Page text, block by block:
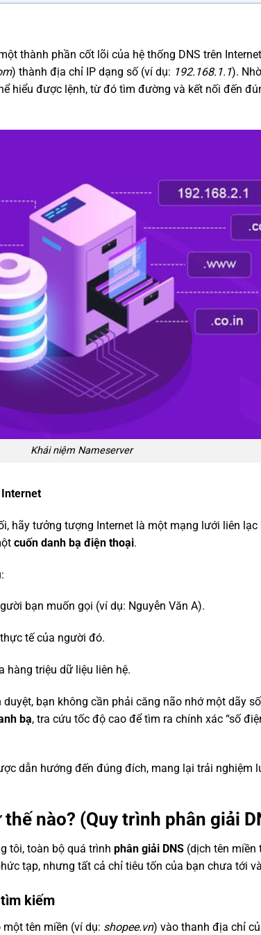
thành phần cốt lõi của hệ thống DNS trên
) thành địa chỉ IP dạng số (ví dụ: 192.168.1.1).
hiểu được lệnh, từ đó tìm đường và kết nối đến
Khái niệm Nameserver
Internet
hãy tưởng tượng Internet là một mạng lưới liên lạc
cuốn danh bạ điện thoại.
bạn muốn gọi (ví dụ: Nguyễn Văn A).
tế của người đó.
hàng triệu dữ liệu liên hệ.
bạn không cần phải căng não nhớ một dãy
bạ, tra cứu tốc độ cao để tìm ra chính xác “số
dẫn hướng đến đúng đích, mang lại trải nghiệm
nào? (Quy trình phân giải
tôi, toàn bộ quá trình phân giải DNS (dịch tên miền
tạp, nhưng tất cả chỉ tiêu tốn của bạn chưa tới
kiếm
tên miền (ví dụ: shopee.vn) vào thanh địa chỉ